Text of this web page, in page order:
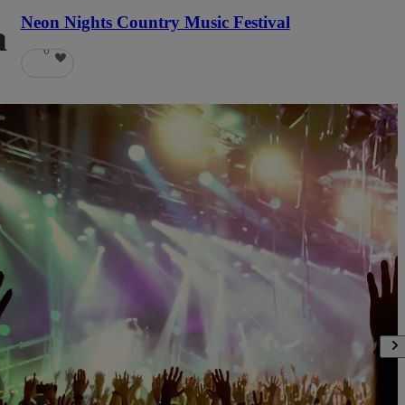
Neon Nights Country Music Festival
6